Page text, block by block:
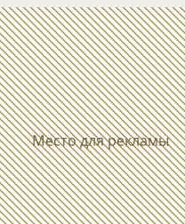
Место для рекламы